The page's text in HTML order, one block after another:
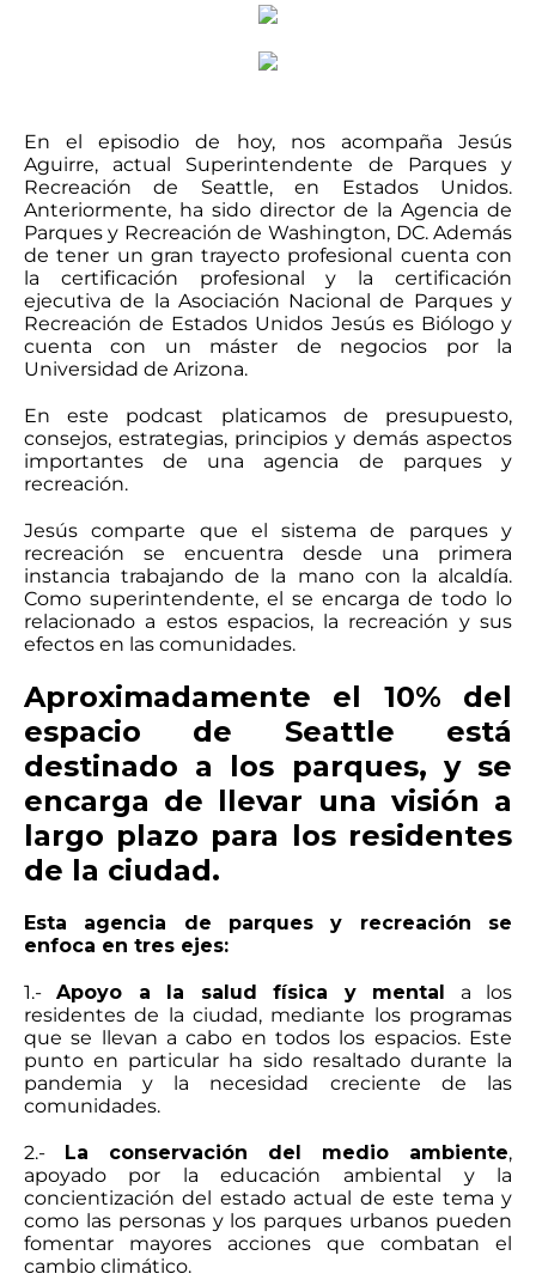
En el episodio de hoy, nos acompaña Jesús
Aguirre, actual Superintendente de Parques y
Recreación de Seattle, en Estados Unidos.
Anteriormente, ha sido director de la Agencia de
Parques y Recreación de Washington, DC. Además
de tener un gran trayecto profesional cuenta con
la certificación profesional y la certificación
ejecutiva de la Asociación Nacional de Parques y
Recreación de Estados Unidos Jesús es Biólogo y
cuenta con un máster de negocios por la
Universidad de Arizona.
En este podcast platicamos de presupuesto,
consejos, estrategias, principios y demás aspectos
importantes de una agencia de parques y
recreación.
Jesús comparte que el sistema de parques y
recreación se encuentra desde una primera
instancia trabajando de la mano con la alcaldía.
Como superintendente, el se encarga de todo lo
relacionado a estos espacios, la recreación y sus
efectos en las comunidades.
Aproximadamente el 10% del
espacio de Seattle está
destinado a los parques, y se
encarga de llevar una visión a
largo plazo para los residentes
de la ciudad.
Esta agencia de parques y recreación se
enfoca en tres ejes:
1.-Apoyo a la salud física y mental
a los
residentes de la ciudad, mediante los programas
que se llevan a cabo en todos los espacios. Este
punto en particular ha sido resaltado durante la
pandemia y la necesidad creciente de las
comunidades.
2.- La conservación del medio ambiente,
apoyado por la educación ambiental y la
concientización del estado actual de este tema y
como las personas y los parques urbanos pueden
fomentar mayores acciones que combatan el
cambio climático.